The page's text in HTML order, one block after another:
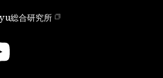
総合研究所